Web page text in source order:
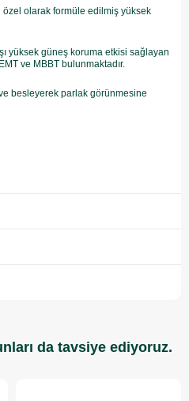
özel olarak formüle edilmiş yüksek
yüksek güneş koruma etkisi sağlayan
ve MBBT bulunmaktadır.
besleyerek parlak görünmesine
da tavsiye ediyoruz.